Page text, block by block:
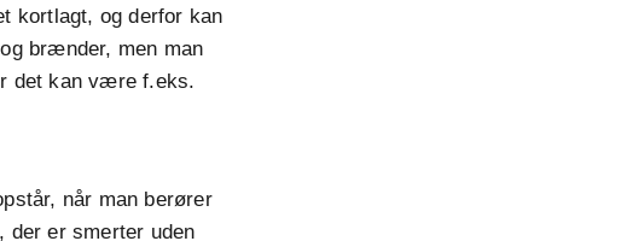
kortlagt, og derfor kan
brænder, men man
det kan være f.eks.
når man berører
der er smerter uden